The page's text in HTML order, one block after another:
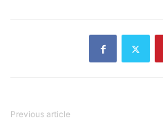
Previous article